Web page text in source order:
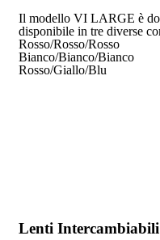
Il modello VI LARGE è
disponibile in tre diverse
Rosso/Rosso/Rosso
Bianco/Bianco/Bianco
Rosso/Giallo/Blu
Lenti Intercambiabili